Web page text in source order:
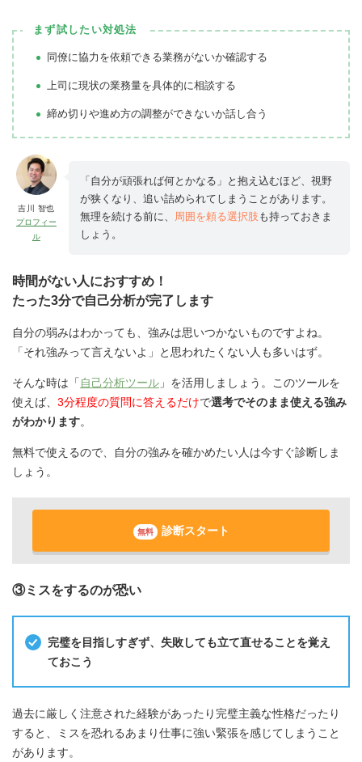
まず試したい対処法
同僚に協力を依頼できる業務がないか確認する
上司に現状の業務量を具体的に相談する
締め切りや進め方の調整ができないか話し合う
吉川 智也
プロフィー
ル
「自分が頑張れば何とかなる」と抱え込むほど、視野
が狭くなり、追い詰められてしまうことがあります。
無理を続ける前に、
周囲を頼る選択肢 も持っておきま
しょう。
時間がない人におすすめ！
たった3分で自己分析が完了します
自分の弱みはわかっても、強みは思いつかないものですよね。
「それ強みって言えないよ」と思われたくない人も多いはず。
そんな時は「 自己分析ツール 」を活用しましょう。このツールを
使えば、 3分程度の質問に答えるだけで選考でそのまま使える強み
がわかります。
無料で使えるので、自分の強みを確かめたい人は今すぐ診断しま
しょう。
無料 診断スタート
③ミスをするのが恐い
完璧を目指しすぎず、失敗しても立て直せることを覚え
ておこう
過去に厳しく注意された経験があったり完璧主義な性格だったり
すると、ミスを恐れるあまり仕事に強い緊張を感じてしまうこと
があります。